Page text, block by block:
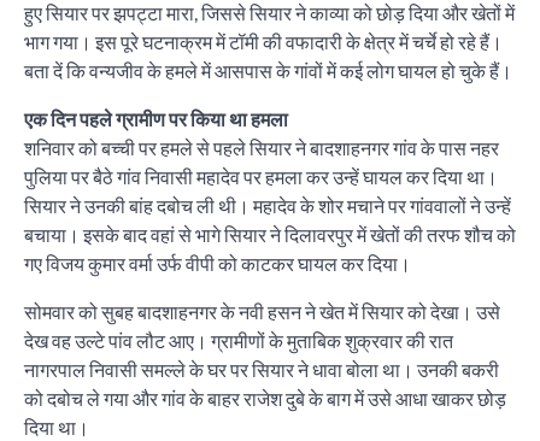
हुए सियार पर झपट्टा मारा, जिससे सियार ने काव्या को छोड़ दिया और खेतों में
भाग गया। इस पूरे घटनाक्रम में टॉमी की वफादारी के क्षेत्र में चर्चे हो रहे हैं।
बता दें कि वन्यजीव के हमले में आसपास के गांवों में कई लोग घायल हो चुके हैं।
एक दिन पहले ग्रामीण पर किया था हमला
शनिवार को बच्ची पर हमले से पहले सियार ने बादशाहनगर गांव के पास नहर
पुलिया पर बैठे गांव निवासी महादेव पर हमला कर उन्हें घायल कर दिया था।
सियार ने उनकी बांह दबोच ली थी। महादेव के शोर मचाने पर गांववालों ने उन्हें
बचाया। इसके बाद वहां से भागे सियार ने दिलावरपुर में खेतों की तरफ शौच को
गए विजय कुमार वर्मा उर्फ वीपी को काटकर घायल कर दिया।
सोमवार को सुबह बादशाहनगर के नवी हसन ने खेत में सियार को देखा। उसे
देख वह उल्टे पांव लौट आए। ग्रामीणों के मुताबिक शुक्रवार की रात
नागरपाल निवासी समल्ले के घर पर सियार ने धावा बोला था। उनकी बकरी
को दबोच ले गया और गांव के बाहर राजेश दुबे के बाग में उसे आधा खाकर छोड़
दिया था।